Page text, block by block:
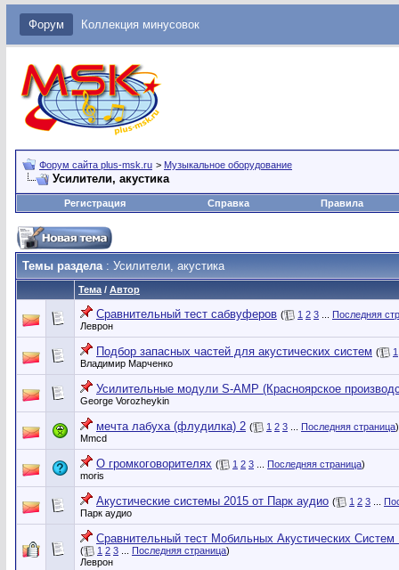
Форум Коллекция минусовок
Форум сайта plus-msk.ru > Музыкальное оборудование
Усилители, акустика
Регистрация Справка Правила
Темы раздела: Усилители, акустика
Тема / Автор
Сравнительный тест сабвуферов ( 1 2 3
Последняя
Леврон
Подбор запасных частей для акустических систем (
1
Владимир Марченко
Усилительные модули S-AMP (Красноярское
George Vorozheykin
мечта лабуха (флудилка) 2 ( 1 2 3 Последняя страница)
Mmcd
О громкоговорителях ( 1 2 3 Последняя страница)
moris
Акустические системы 2015 от Парк аудио ( 1 2 3
Парк аудио
Сравнительный тест Мобильных Акустических Систем
( 1 2 3 Последняя страница)
Леврон